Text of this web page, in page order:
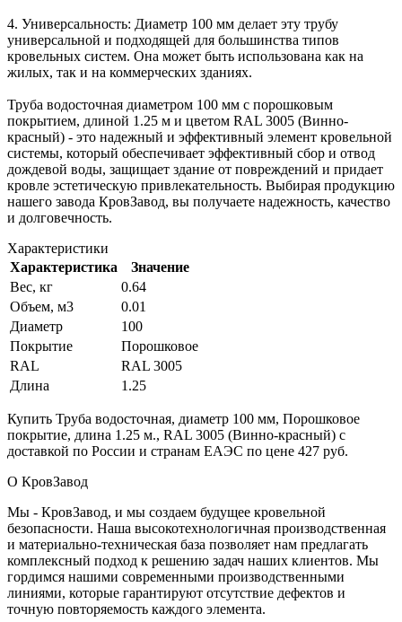
4. Универсальность: Диаметр 100 мм делает эту трубу
универсальной и подходящей для большинства типов
кровельных систем. Она может быть использована как на
жилых, так и на коммерческих зданиях.
Труба водосточная диаметром 100 мм с порошковым
покрытием, длиной 1.25 м и цветом RAL 3005 (Винно-
красный) - это надежный и эффективный элемент кровельной
системы, который обеспечивает эффективный сбор и отвод
дождевой воды, защищает здание от повреждений и придает
кровле эстетическую привлекательность. Выбирая продукцию
нашего завода КровЗавод, вы получаете надежность, качество
и долговечность.
Характеристики
Характеристика
Значение
Вес, кг
0.64
Объем, м3
0.01
Диаметр
100
Покрытие
Порошковое
RAL
RAL 3005
Длина
1.25
Купить Труба водосточная, диаметр 100 мм, Порошковое
покрытие, длина 1.25 м., RAL 3005 (Винно-красный) с
доставкой по России и странам ЕАЭС по цене 427 руб.
О КровЗавод
Мы - КровЗавод, и мы создаем будущее кровельной
безопасности. Наша высокотехнологичная производственная
и материально-техническая база позволяет нам предлагать
комплексный подход к решению задач наших клиентов. Мы
гордимся нашими современными производственными
линиями, которые гарантируют отсутствие дефектов и
точную повторяемость каждого элемента.